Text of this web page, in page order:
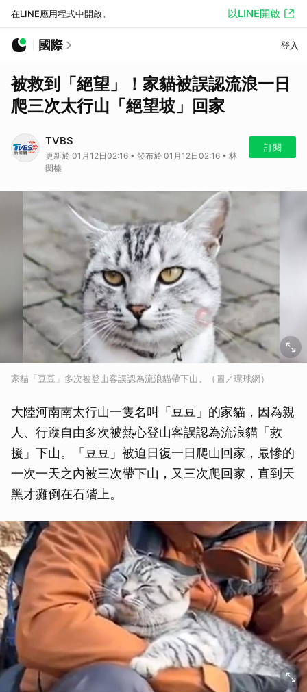
在LINE應用程式中開啟。 以LINE開啟
國際 登入
被救到「絕望」！家貓被誤認流浪一日
爬三次太行山「絕望坡」回家
TVBS
更新於 01月12日02:16 • 發布於 01月12日02:16 • 林
閔榛
訂閱
家貓「豆豆」多次被登山客誤認為流浪貓帶下山。（圖／環球網）
大陸河南南太行山一隻名叫「豆豆」的家貓，因為親
人、行蹤自由多次被熱心登山客誤認為流浪貓「救
援」下山。「豆豆」被迫日復一日爬山回家，最慘的
一次一天之內被三次帶下山，又三次爬回家，直到天
黑才癱倒在石階上。